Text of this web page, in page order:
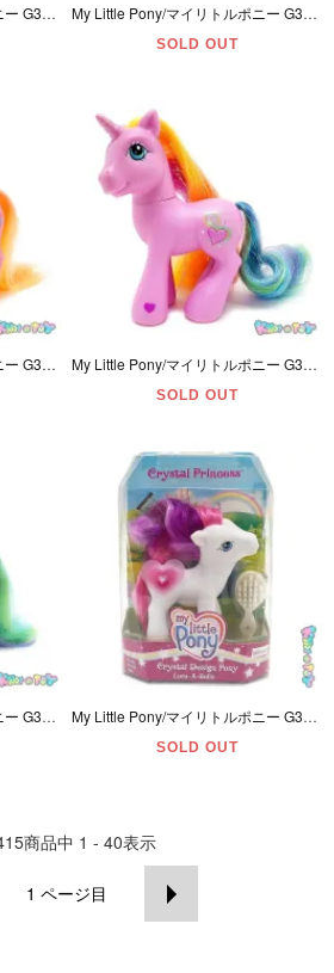
My Little Pony/マイリトルポニー G3・Pinkie Pie/ピンキーパイ・ピンク・バルーン・2002年 My Little Pony/マイリトルポニー G3・Yours Truly/ユアーズトゥルーリー・ピンク・ハート・2002年
SOLD OUT
My Little Pony/マイリトルポニー G3・Amberlocks/アンバーロックス・ピンク・ヘア＆リボン・2002年 My Little Pony/マイリトルポニー G3・Rarity/ラリティ・ユニコーン・ピンク・ハート・2006年
SOLD OUT
My Little Pony/マイリトルポニー G3・Rarity/ラリティ・Styling Pony/スタイリングポニー・BIGサイズ・ユニコーン・ピンク・ハート・2005年 My Little Pony/マイリトルポニー G3・Love-A-Belle/ラブァベル・Crystal Design Pony・ホワイト・ハート・2006年 【パッケージ入り】
SOLD OUT
商品中 1 - 40表示
1 ページ目